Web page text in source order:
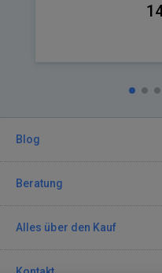
Blog
Beratung
Alles über den Kauf